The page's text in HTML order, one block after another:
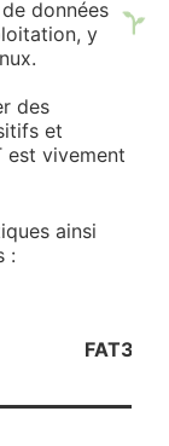
données
y
des
et
est vivement
ainsi
:
FAT32